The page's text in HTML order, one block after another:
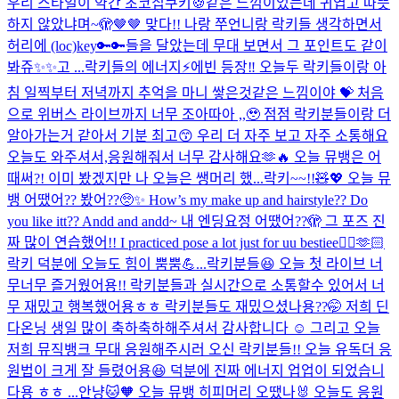
하지 않았냐며~🫣🤎🤎 맞다!! 나랑 쭈언니랑 락키들 생각하면서
허리에 (loc)key🔑🔑들을 달았는데 무대 보면서 그 포인트도 같이
봐쥬✨✨고 ...락키들의 에너지⚡️에빈 등장‼️ 오늘두 락키들이랑 아
침 일찍부터 저녁까지 추억을 마니 쌓은것같은 느낌이야 💝 처음
으로 위버스 라이브까지 너무 조아따아 ,,🥹 점점 락키분들이랑 더
알아가는거 같아서 기분 최고😙 우리 더 자주 보고 자주 소통해요
오늘도 와주셔서,응원해줘서 너무 감사해요🫶🔥 오늘 뮤뱅은 어
때써?! 이미 봤겠지만 나 오늘은 쌩머리 했...락키~~!!🧸💖 오늘 뮤
뱅 어땠어?? 봤어??🥺✨ How’s my make up and hairstyle?? Do
you like itt?? Andd and andd~ 내 엔딩요정 어땠어??🫣 그 포즈 진
짜 많이 연습했어!! I practiced pose a lot just for uu bestiee🙂‍↕️🫶🏻
락키 덕분에 오늘도 힘이 뿜뿜💪...락키분들😆 오늘 첫 라이브 너
무너무 즐거웠어용!! 락키분들과 실시간으로 소통할수 있어서 너
무 재밌고 행복했어용ㅎㅎ 락키분들도 재밌으셨나용??🤭 저희 딘
다온닝 생일 많이 축하축하해주셔서 감사합니다 ☺️ 그리고 오늘
저희 뮤직뱅크 무대 응원해주시러 오신 락키분들!! 오늘 유독더 응
원법이 크게 잘 들렸어용😆 덕분에 진짜 에너지 업업이 되었습니
다용 ㅎㅎ ...안냥🐱🧡 오늘 뮤뱅 히피머리 오땠나🐰 오늘도 응원